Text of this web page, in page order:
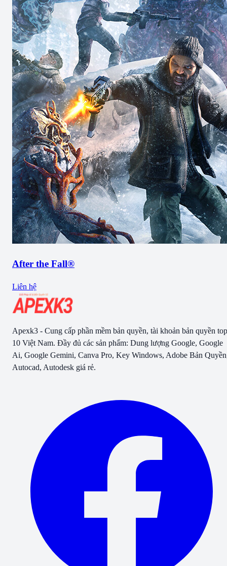
After the Fall®
Liên hệ
Apexk3 - Cung cấp phần mềm bản quyền, tài khoản bản quyền top
10 Việt Nam. Đầy đủ các sản phẩm: Dung lượng Google, Google
Ai, Google Gemini, Canva Pro, Key Windows, Adobe Bản
Autocad, Autodesk giá rẻ.